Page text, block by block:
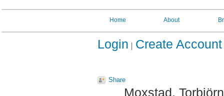
Home About
Login Create Account
Share
Moxstad, Torbjörn